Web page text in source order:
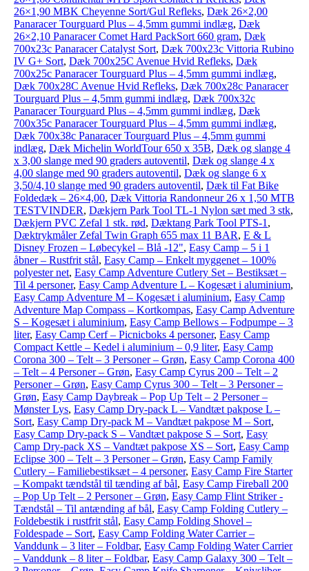
26×1,90 MBK Cheyenne Sort/Gul Refleks, Dæk 26×2,00
Panaracer Tourguard Plus – 4,5mm gummi indlæg, Dæk
26×2,10 Panaracer Comet Hard PackSort 660 gram, Dæk
700x23c Panaracer Catalyst Sort, Dæk 700x23c Vittoria Rubino
IV G+ Sort, Dæk 700x25C Avenue Hvid Refleks, Dæk
700x25c Panaracer Tourguard Plus – 4,5mm gummi indlæg,
Dæk 700x28C Avenue Hvid Refleks, Dæk 700x28c Panaracer
Tourguard Plus – 4,5mm gummi indlæg, Dæk 700x32c
Panaracer Tourguard Plus – 4,5mm gummi indlæg, Dæk
700x35c Panaracer Tourguard Plus – 4,5mm gummi indlæg,
Dæk 700x38c Panaracer Tourguard Plus – 4,5mm gummi
indlæg, Dæk Michelin WorldTour 650 x 35B, Dæk og slange 4
x 3,00 slange med 90 graders autoventil, Dæk og slange 4 x
4,00 slange med 90 graders autoventil, Dæk og slange 6 x
3,50/4,10 slange med 90 graders autoventil, Dæk til Fat Bike
Foldedæk – 26×4,00, Dæk Vittoria Randonneur 26 x 1,50 MTB
TESTVINDER, Dækjern Park Tool TL-1 Nylon sæt med 3 stk,
Dækjern PVC Zefal 1 stk. rød, Dæktang Park Tool PTS-1 ,
Dæktrykmåler Zefal Twin Graph 655 max 11 BAR, E & L
Disney Frozen – Løbecykel – Blå -12", Easy Camp – 5 i 1
åbner – Rustfrit stål, Easy Camp – Enkelt myggenet – 100%
polyester net, Easy Camp Adventure Cutlery Set – Bestiksæt –
Til 4 personer, Easy Camp Adventure L – Kogesæt i aluminium,
Easy Camp Adventure M – Kogesæt i aluminium, Easy Camp
Adventure Map Compass – Kortkompas, Easy Camp Adventure
S – Kogesæt i aluminium, Easy Camp Bellows – Fodpumpe – 3
liter, Easy Camp Cerf – Picnicboks 4 personer, Easy Camp
Compact Kettle – Kedel i aluminium – 0,9 liter, Easy Camp
Corona 300 – Telt – 3 Personer – Grøn, Easy Camp Corona 400
– Telt – 4 Personer – Grøn, Easy Camp Cyrus 200 – Telt – 2
Personer – Grøn, Easy Camp Cyrus 300 – Telt – 3 Personer –
Grøn, Easy Camp Daybreak – Pop Up Telt – 2 Personer –
Mønster Lys, Easy Camp Dry-pack L – Vandtæt pakpose L –
Sort, Easy Camp Dry-pack M – Vandtæt pakpose M – Sort,
Easy Camp Dry-pack S – Vandtæt pakpose S – Sort, Easy
Camp Dry-pack XS – Vandtæt pakpose XS – Sort, Easy Camp
Eclipse 300 – Telt – 3 Personer – Grøn, Easy Camp Family
Cutlery – Familiebestiksæt – 4 personer, Easy Camp Fire Starter
– Kompakt tændstål til tænding af bål, Easy Camp Fireball 200
– Pop Up Telt – 2 Personer – Grøn, Easy Camp Flint Striker -
Tændstål – Til antænding af bål, Easy Camp Folding Cutlery –
Foldebestik i rustfrit stål, Easy Camp Folding Shovel –
Foldespade – Sort, Easy Camp Folding Water Carrier –
Vanddunk – 3 liter – Foldbar, Easy Camp Folding Water Carrier
– Vanddunk – 8 liter – Foldbar, Easy Camp Galaxy 300 – Telt –